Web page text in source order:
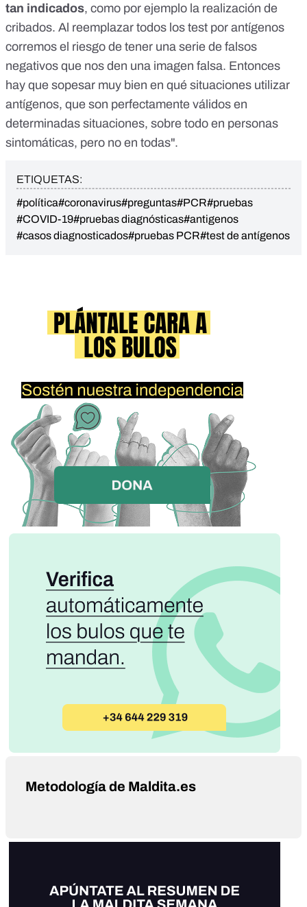
tan indicados, como por ejemplo la realización de
cribados. Al reemplazar todos los test por antígenos
corremos el riesgo de tener una serie de falsos
negativos que nos den una imagen falsa. Entonces
hay que sopesar muy bien en qué situaciones utilizar
antígenos, que son perfectamente válidos en
determinadas situaciones, sobre todo en personas
sintomáticas, pero no en todas".
ETIQUETAS:
#política#coronavirus#preguntas#PCR#pruebas
#COVID-19#pruebas diagnósticas#antigenos
#casos diagnosticados#pruebas PCR#test de antígenos
Metodología de Maldita.es